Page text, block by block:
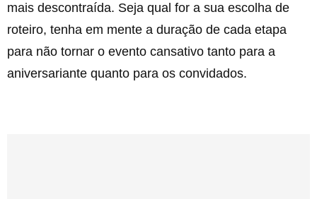
mais descontraída. Seja qual for a sua escolha de
roteiro, tenha em mente a duração de cada etapa
para não tornar o evento cansativo tanto para a
aniversariante quanto para os convidados.